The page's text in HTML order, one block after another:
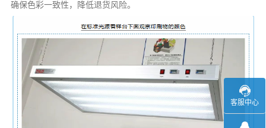
确保色彩一致性，降低退货风险。
客服中心